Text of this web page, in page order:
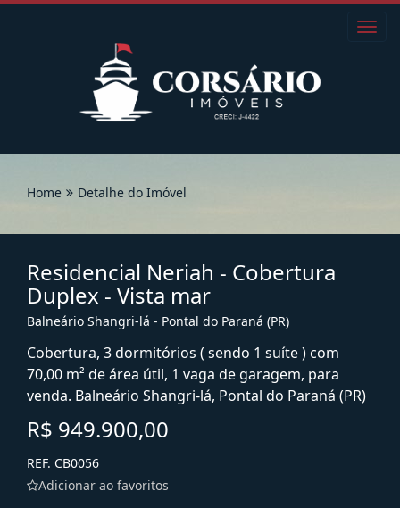
Home Detalhe do Imóvel
Residencial Neriah - Cobertura
Duplex - Vista mar
Balneário Shangri-lá - Pontal do Paraná (PR)
Cobertura, 3 dormitórios ( sendo 1 suíte ) com
70,00 m² de área útil, 1 vaga de garagem, para
venda. Balneário Shangri-lá, Pontal do Paraná (PR)
R$ 949.900,00
REF. CB0056
Adicionar ao favoritos